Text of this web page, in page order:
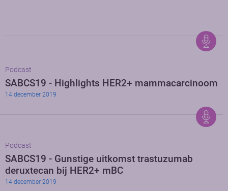
Podcast
SABCS19 - Highlights HER2+ mammacarcinoom
14 december 2019
Podcast
SABCS19 - Gunstige uitkomst trastuzumab
deruxtecan bij HER2+ mBC
14 december 2019